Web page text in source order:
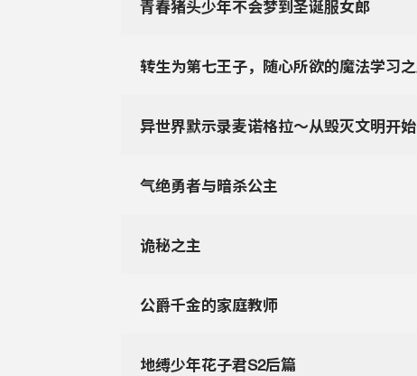
青春猪头少年不会梦到圣诞服女郎
转生为第七王子，随心所欲的魔法学习
异世界默示录麦诺格拉～从毁灭文明开
气绝勇者与暗杀公主
诡秘之主
公爵千金的家庭教师
地缚少年花子君S2后篇